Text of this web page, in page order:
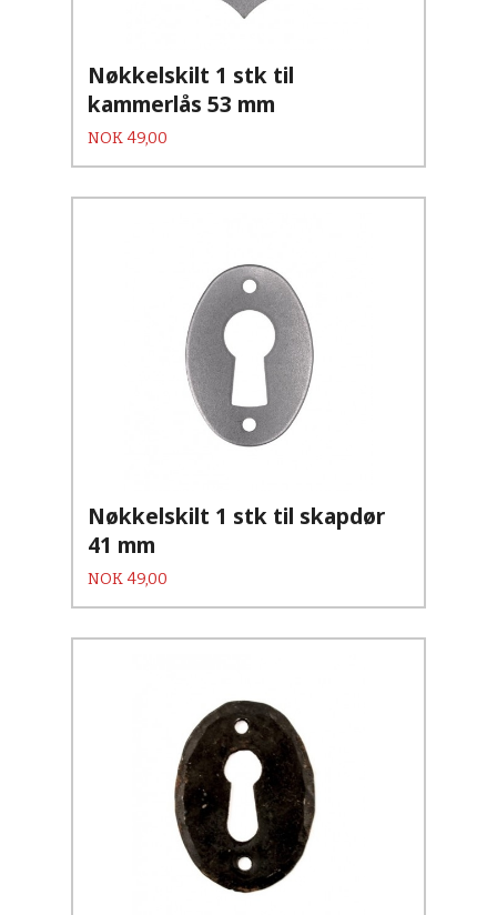
Nøkkelskilt 1 stk til
kammerlås 53 mm
Pris
NOK 49,00
Nøkkelskilt 1 stk til skapdør
41 mm
Pris
NOK 49,00